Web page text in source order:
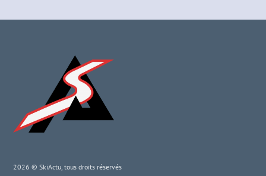
2026 © SkiActu, tous droits réservés